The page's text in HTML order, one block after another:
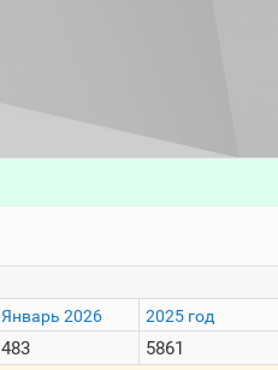
Январь 2026
483
2025 год
5861